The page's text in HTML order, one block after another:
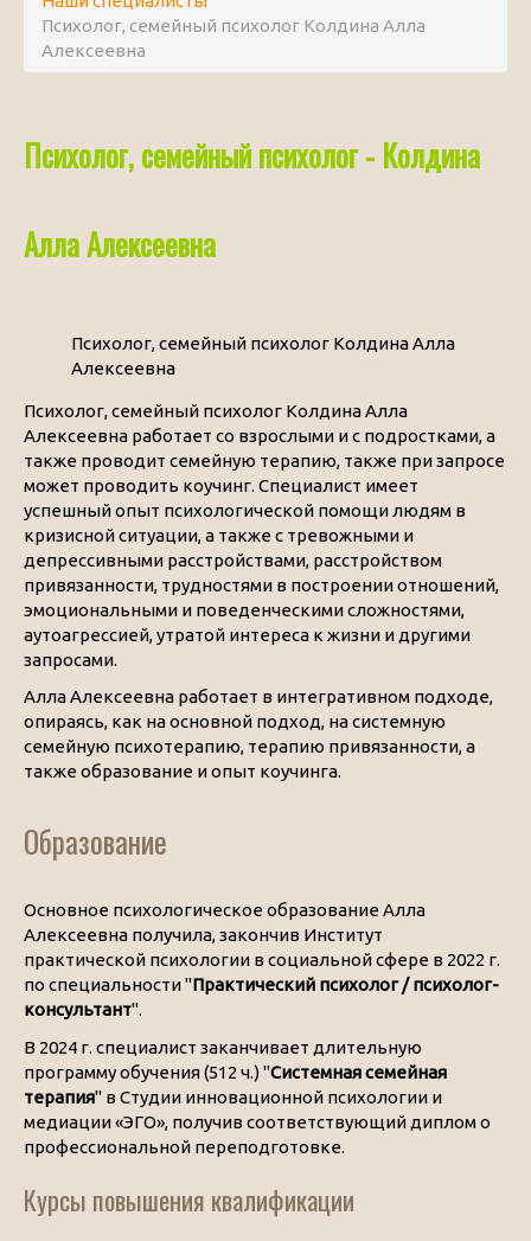
Психолог, семейный психолог Колдина Алла
Алексеевна
Психолог, семейный психолог - Колдина
Алла Алексеевна
Психолог, семейный психолог Колдина Алла
Алексеевна
Психолог, семейный психолог Колдина Алла
Алексеевна работает со взрослыми и с подростками, а
также проводит семейную терапию, также при запросе
может проводить коучинг. Специалист имеет
успешный опыт психологической помощи людям в
кризисной ситуации, а также с тревожными и
депрессивными расстройствами, расстройством
привязанности, трудностями в построении отношений,
эмоциональными и поведенческими сложностями,
аутоагрессией, утратой интереса к жизни и другими
запросами.
Алла Алексеевна работает в интегративном подходе,
опираясь, как на основной подход, на системную
семейную психотерапию, терапию привязанности, а
также образование и опыт коучинга.
Образование
Основное психологическое образование Алла
Алексеевна получила, закончив Институт
практической психологии в социальной сфере в 2022 г.
по специальности "Практический психолог / психолог-
консультант".
В 2024 г. специалист заканчивает длительную
программу обучения (512 ч.) "Системная семейная
терапия" в Студии инновационной психологии и
медиации «ЭГО», получив соответствующий диплом о
профессиональной переподготовке.
Курсы повышения квалификации